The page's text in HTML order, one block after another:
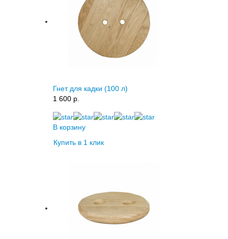
Гнет для кадки (100 л)
1 600 p.
В корзину
Купить в 1 клик